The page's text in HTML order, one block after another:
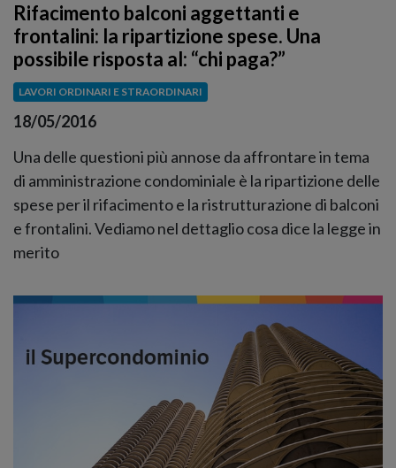
Rifacimento balconi aggettanti e
frontalini: la ripartizione spese. Una
possibile risposta al: “chi paga?”
LAVORI ORDINARI E STRAORDINARI
18/05/2016
Una delle questioni più annose da affrontare in tema
di amministrazione condominiale è la ripartizione delle
spese per il rifacimento e la ristrutturazione di balconi
e frontalini. Vediamo nel dettaglio cosa dice la legge in
merito